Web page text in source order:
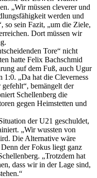
„Wir müssen cleverer und
werden und
so sein Fazit, „um die Ziele,
Dort müssen wir
Tore“ nicht
hatte Felix Bachschmid
auf dem Fuß, auch Ugur
„Da hat die Cleverness
bemängelt der
Schellenberg die
gegen Heimstetten und
der U21 geschuldet,
„Wir wussten von
Die Alternative wäre
der Fokus liegt ganz
„Trotzdem hat
dass wir in der Lage sind,